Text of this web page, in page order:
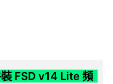
FSD v14 Lite 頻